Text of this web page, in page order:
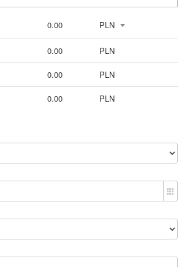
0.00 PLN
0.00 PLN
0.00 PLN
0.00 PLN